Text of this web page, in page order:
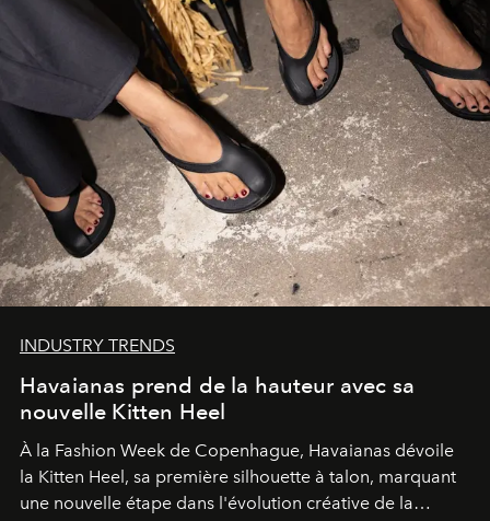
INDUSTRY TRENDS
Havaianas prend de la hauteur avec sa
nouvelle Kitten Heel
À la Fashion Week de Copenhague, Havaianas dévoile
la Kitten Heel, sa première silhouette à talon, marquant
une nouvelle étape dans l'évolution créative de la